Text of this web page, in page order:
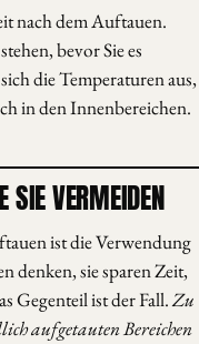
nach dem Auftauen.
bevor Sie es
die Temperaturen aus,
in den Innenbereichen.
SIE VERMEIDEN
ist die Verwendung
denken, sie sparen Zeit,
Gegenteil ist der Fall.Zu
aufgetauten Bereichen